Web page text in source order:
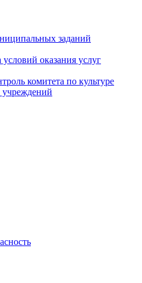
заданий
оказания услуг
комитета по культуре
учреждений